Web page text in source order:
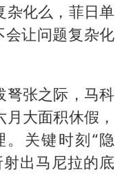
杂化么，菲日单
会让问题复杂化
弩张之际，马科
大面积休假，
关键时刻“隐
出马尼拉的底